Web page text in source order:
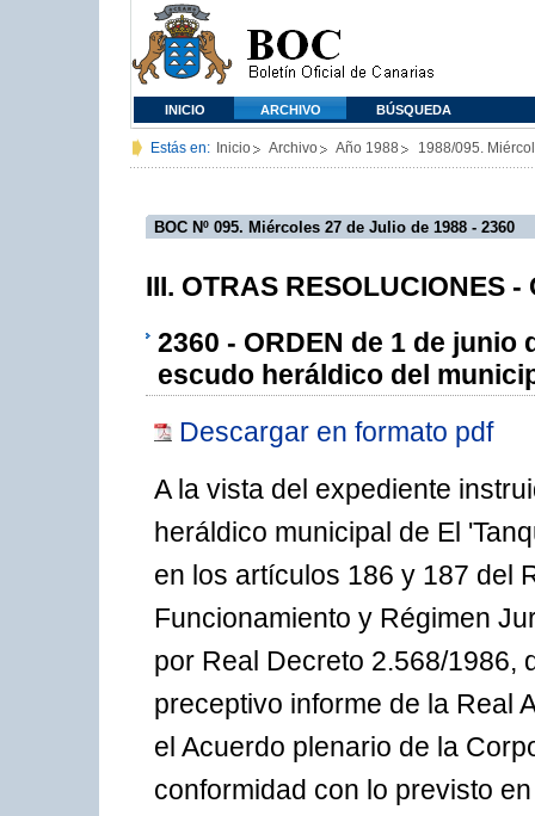
INICIO ARCHIVO BÚSQUEDA
Estás en: Inicio Archivo Año 1988 1988/095.
BOC Nº 095. Miércoles 27 de Julio de 1988 - 2360
III. OTRAS RESOLUCIONES
2360 - ORDEN de 1 de junio
escudo heráldico del
Descargar en formato pdf
A la vista del expediente
heráldico municipal de El
en los artículos 186 y 187 del
Funcionamiento y Régimen
por Real Decreto 2.568/1986,
preceptivo informe de la Real
el Acuerdo plenario de la
conformidad con lo previsto